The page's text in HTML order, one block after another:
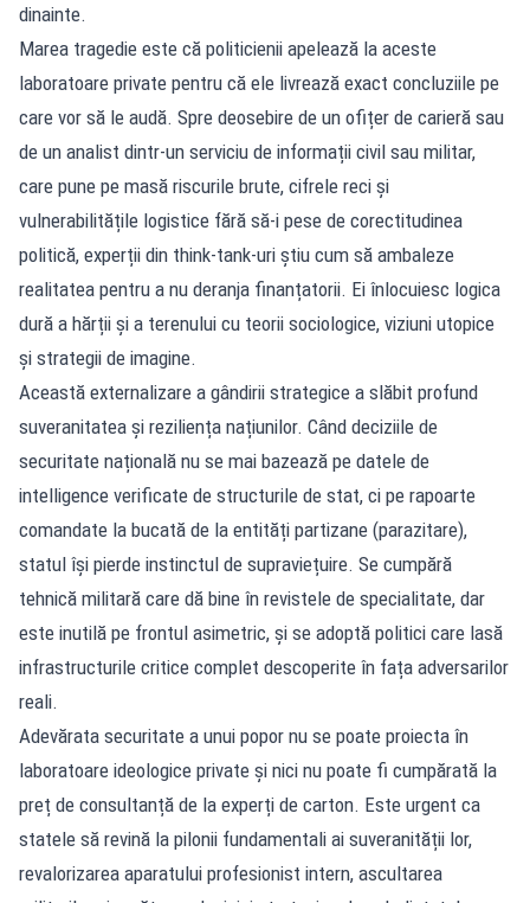
dinainte.
Marea tragedie este că politicienii apelează la aceste
laboratoare private pentru că ele livrează exact concluziile pe
care vor să le audă. Spre deosebire de un ofițer de carieră sau
de un analist dintr-un serviciu de informații civil sau militar,
care pune pe masă riscurile brute, cifrele reci și
vulnerabilitățile logistice fără să-i pese de corectitudinea
politică, experții din think-tank-uri știu cum să ambaleze
realitatea pentru a nu deranja finanțatorii. Ei înlocuiesc logica
dură a hărții și a terenului cu teorii sociologice, viziuni utopice
și strategii de imagine.
Această externalizare a gândirii strategice a slăbit profund
suveranitatea și reziliența națiunilor. Când deciziile de
securitate națională nu se mai bazează pe datele de
intelligence verificate de structurile de stat, ci pe rapoarte
comandate la bucată de la entități partizane (parazitare),
statul își pierde instinctul de supraviețuire. Se cumpără
tehnică militară care dă bine în revistele de specialitate, dar
este inutilă pe frontul asimetric, și se adoptă politici care lasă
infrastructurile critice complet descoperite în fața adversarilor
reali.
Adevărata securitate a unui popor nu se poate proiecta în
laboratoare ideologice private și nici nu poate fi cumpărată la
preț de consultanță de la experți de carton. Este urgent ca
statele să revină la pilonii fundamentali ai suveranității lor,
revalorizarea aparatului profesionist intern, ascultarea